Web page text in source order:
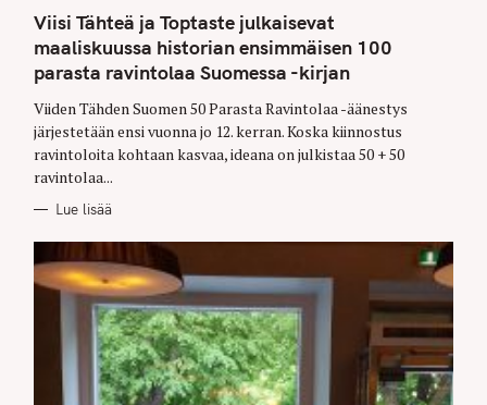
O
R
E
S
Viisi Tähteä ja Toptaste julkaisevat
maaliskuussa historian ensimmäisen 100
parasta ravintolaa Suomessa -kirjan
Viiden Tähden Suomen 50 Parasta Ravintolaa -äänestys
järjestetään ensi vuonna jo 12. kerran. Koska kiinnostus
ravintoloita kohtaan kasvaa, ideana on julkistaa 50 + 50
ravintolaa...
Lue lisää